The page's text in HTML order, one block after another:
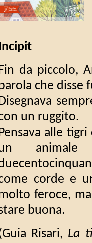
da piccolo,
che disse
un ruggito.
alle
animale
corde e
feroce,
buona.
(Guia Risari, La